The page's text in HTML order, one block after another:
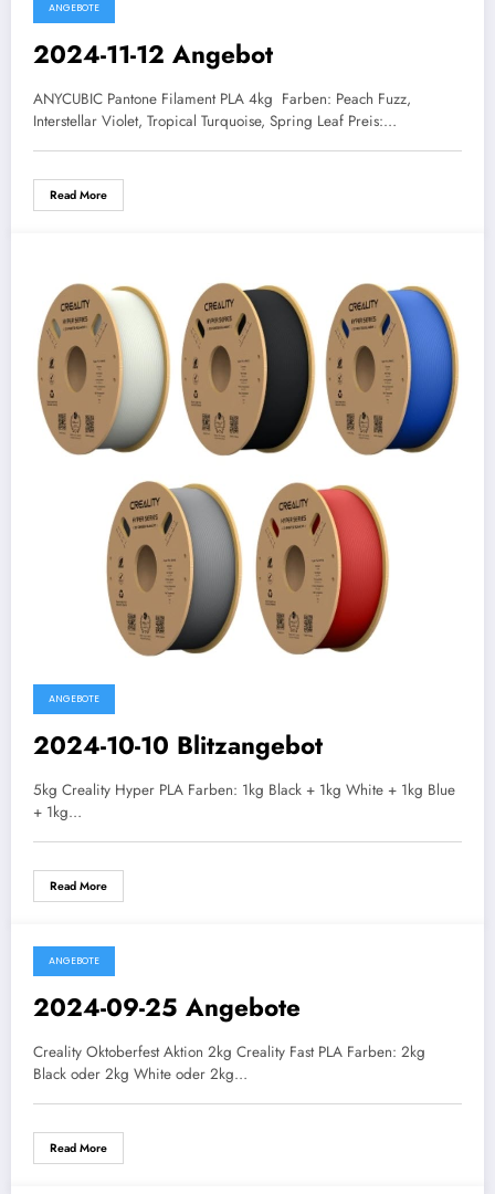
ANGEBOTE
2024-11-12 Angebot
ANYCUBIC Pantone Filament PLA 4kg Farben: Peach Fuzz,
Interstellar Violet, Tropical Turquoise, Spring Leaf Preis:…
Read More
ANGEBOTE
2024-10-10 Blitzangebot
5kg Creality Hyper PLA Farben: 1kg Black + 1kg White + 1kg Blue
+ 1kg…
Read More
ANGEBOTE
2024-09-25 Angebote
Creality Oktoberfest Aktion 2kg Creality Fast PLA Farben: 2kg
Black oder 2kg White oder 2kg…
Read More